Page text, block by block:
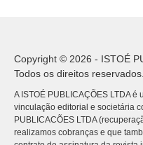
Copyright © 2026 - ISTOÉ
Todos os direitos reservados.
A ISTOÉ PUBLICAÇÕES LTDA
vinculação editorial e societária
PUBLICACÕES LTDA
realizamos cobranças e que